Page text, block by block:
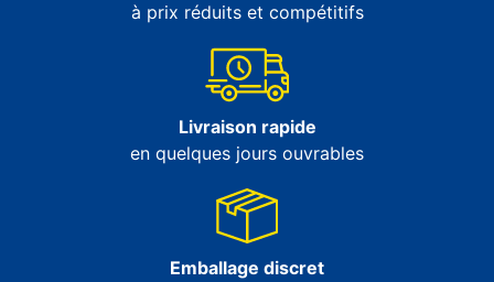
à prix réduits et compétitifs
Livraison rapide
en quelques jours ouvrables
Emballage discret